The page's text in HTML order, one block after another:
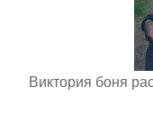
Виктория боня